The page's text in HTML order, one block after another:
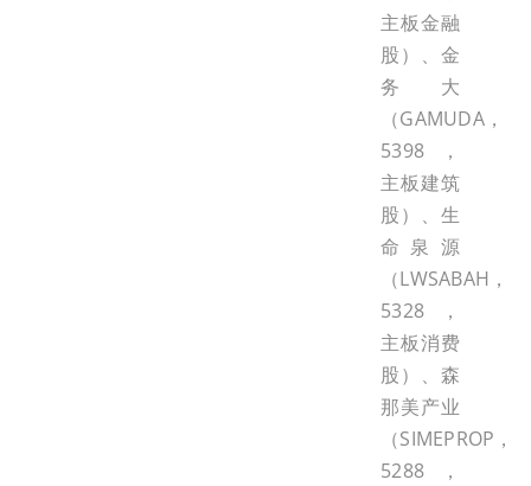
主板金融
股）、金
务大
（GAMUDA，
5398，
主板建筑
股）、生
命泉源
（LWSABAH，
5328，
主板消费
股）、森
那美产业
（SIMEPROP，
5288，